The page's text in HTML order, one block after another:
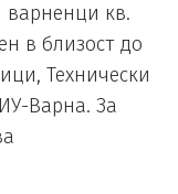
кв.
в близост до
Технически
Варна. За